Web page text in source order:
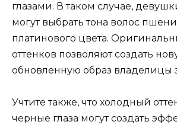
глазами. В таком случае,
могут выбрать тона волос
платинового цвета.
оттенков позволяют создать
обновленную образ владелицы
Учтите также, что холодный
черные глаза могут создать